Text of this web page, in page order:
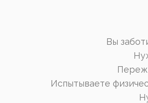
Вы
Испытываете